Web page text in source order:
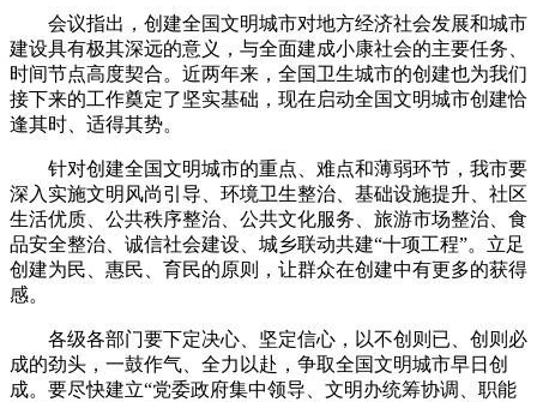
会议指出，创建全国文明城市对地方经济社会发展和城市
建设具有极其深远的意义，与全面建成小康社会的主要任务、
时间节点高度契合。近两年来，全国卫生城市的创建也为我们
接下来的工作奠定了坚实基础，现在启动全国文明城市创建恰
逢其时、适得其势。
针对创建全国文明城市的重点、难点和薄弱环节，我市要
深入实施文明风尚引导、环境卫生整治、基础设施提升、社区
生活优质、公共秩序整治、公共文化服务、旅游市场整治、食
品安全整治、诚信社会建设、城乡联动共建“十项工程”。立足
创建为民、惠民、育民的原则，让群众在创建中有更多的获得
感。
各级各部门要下定决心、坚定信心，以不创则已、创则必
成的劲头，一鼓作气、全力以赴，争取全国文明城市早日创
成。要尽快建立“党委政府集中领导、文明办统筹协调、职能